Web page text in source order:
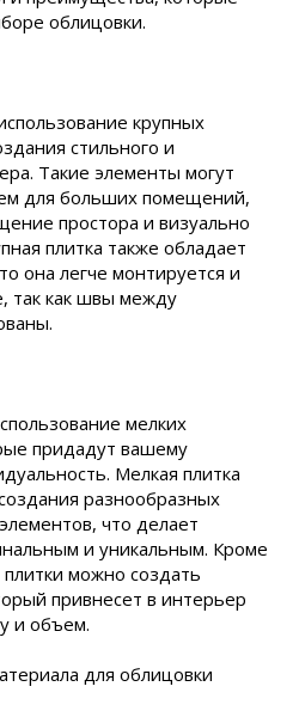
облицовки.
крупных
стильного и
Такие элементы могут
для больших помещений,
простора и визуально
плитка также обладает
она легче монтируется и
так как швы между
мелких
придадут вашему
Мелкая плитка
разнообразных
что делает
и уникальным. Кроме
можно создать
привнесет в интерьер
и объем.
для облицовки